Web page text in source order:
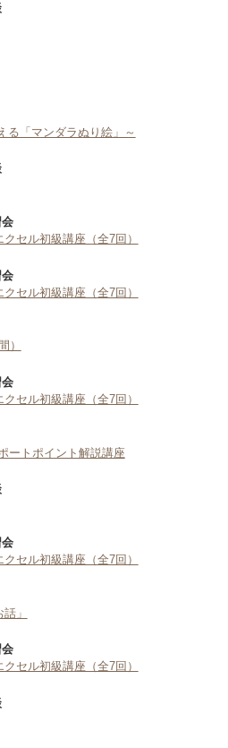
る「マンダラぬり絵」～
セル初級講座（全7回）
セル初級講座（全7回）
）
セル初級講座（全7回）
トポイント解説講座
セル初級講座（全7回）
」
セル初級講座（全7回）